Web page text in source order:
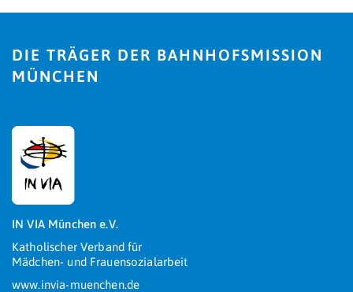
DIE TRÄGER DER BAHNHOFSMISSION
MÜNCHEN
IN VIA München e.V.
Katholischer Verband für
Mädchen- und Frauensozialarbeit
www.invia-muenchen.de